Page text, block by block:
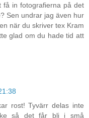
in fotografierna på det
Sen undrar jag även hur
när du skriver tex Kram
glad om du hade tid att
rost! Tyvärr delas inte
så det får bli i små